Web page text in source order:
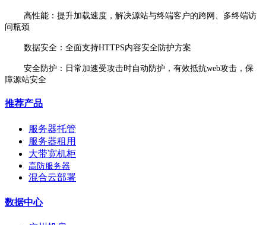
高性能：提升加载速度，解决源站与终端客户的跨网、多终端访
问瓶颈
数据安全：全面支持HTTPS内容安全防护方案
安全防护：日常加速受攻击时自动防护，有效抵抗web攻击，保
障源站安全
推荐产品
服务器托管
服务器租用
大带宽机柜
高防服务器
混合云部署
数据中心